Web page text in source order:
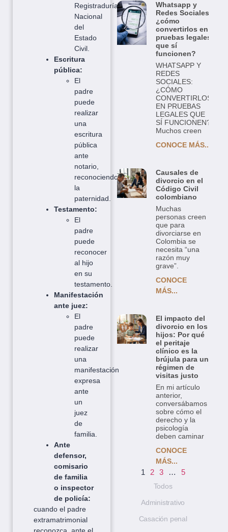
Registraduría
Nacional
del
Estado
Civil.
Escritura
pública:
El
padre
puede
realizar
una
escritura
pública
ante
notario,
reconociendo
la
paternidad.
Testamento:
El
padre
puede
reconocer
al hijo
en su
testamento.
Manifestación
ante juez:
El
padre
puede
realizar
una
manifestación
expresa
ante
un
juez
de
familia.
Ante
defensor,
comisario
de familia
o inspector
de policía:
cuando el padre
extramatrimonial
Whatsapp y
Redes Sociales:
¿cómo
convertirlos en
pruebas legales
que sí
funcionen?
WHATSAPP Y
REDES
SOCIALES:
¿CÓMO
CONVERTIRLOS
EN PRUEBAS
LEGALES QUE
SÍ FUNCIONEN?
Muchos creen
CONOCE MÁS...
Causales de
divorcio en el
Código Civil
colombiano
Muchas
personas creen
que para
divorciarse en
Colombia se
necesita “una
razón muy
grave”.
CONOCE
MÁS...
El impacto del
divorcio en los
hijos: Por qué
el peritaje
clínico es la
brújula para un
régimen de
visitas justo
En mi artículo
anterior,
conversábamos
sobre cómo el
derecho y la
psicología
deben caminar
CONOCE
MÁS...
1 2 3 … 5
Todos
Administrativo
Casación penal